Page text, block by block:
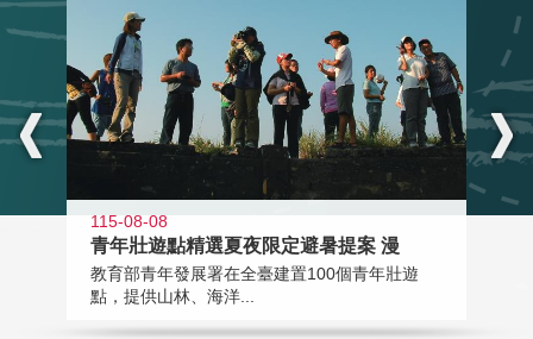
115-08-08
青年壯遊點精選夏夜限定避暑提案 漫
教育部青年發展署在全臺建置100個青年壯遊
點，提供山林、海洋...